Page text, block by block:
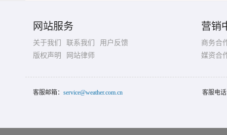
网站服务
关于我们 联系我们
用户反馈
版权声明
网站律师
营销
商务合
媒资合
客服邮箱： service@weather.com.cn 客服电